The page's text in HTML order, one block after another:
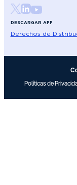
DESCARGAR APP
Derechos de
Políticas de